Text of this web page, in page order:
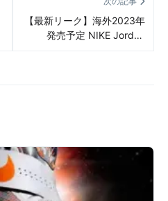
【最新リーク】海外2023年
発売予定 NIKE Jordan